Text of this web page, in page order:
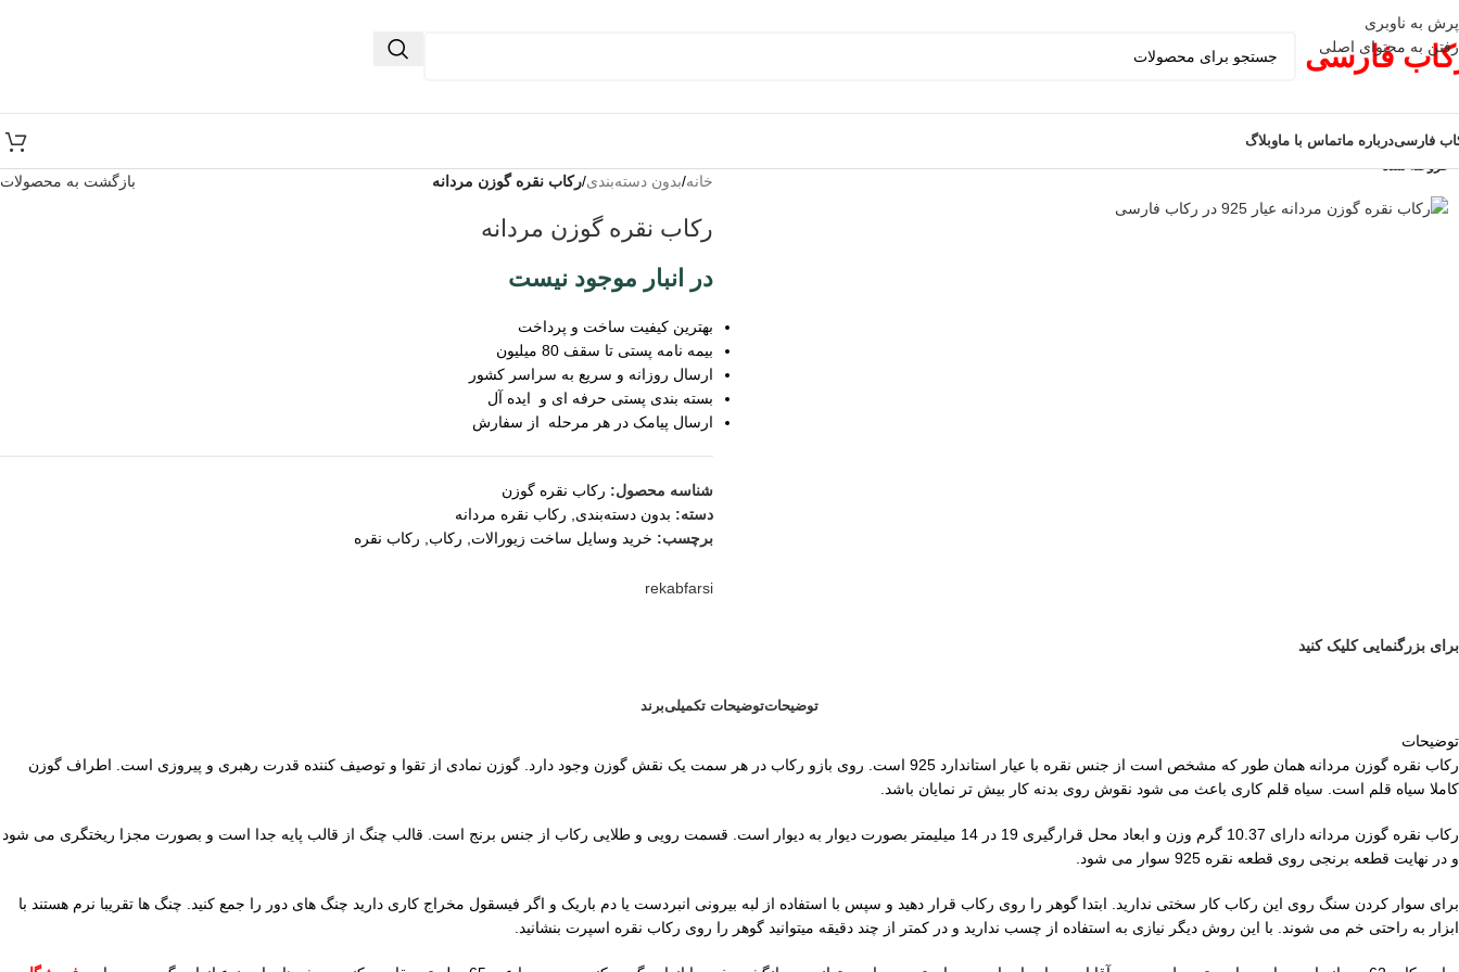
پرش به ناوبری
رفتن به محتوای اصلی
فارسی
فارسیدرباره ماتماس با ماوبلاگ
فروخته شده
از طریق
اطلاع بده
محصول
حراج شد
زمانیکه
محصول
موجود شد
برای بزرگنمایی کلیک کنید
خانه/بدون دسته‌بندی/رکاب نقره گوزن مردانه بازگشت به محصولات
رکاب نقره گوزن مردانه
در انبار موجود نیست
بهترین کیفیت ساخت و پرداخت
بیمه نامه پستی تا سقف 80 میلیون
ارسال روزانه و سریع به سراسر کشور
بسته بندی پستی حرفه ای و ایده آل
ارسال پیامک در هر مرحله از سفارش
شناسه محصول: رکاب نقره گوزن
دسته: بدون دسته‌بندی
رکاب نقره مردانه
برچسب: خرید وسایل ساخت زیورالات رکاب رکاب نقره
rekabfarsi
توضیحاتتوضیحات تکمیلیبرند
توضیحات
رکاب نقره گوزن مردانه همان طور که مشخص است از جنس نقره با عیار استاندارد 925 است. روی بازو رکاب در هر سمت یک نقش گوزن وجود دارد. گوزن نمادی از تقوا و توصیف کننده قدرت رهبری و پیروزی است. اطراف گوزن
کاملا سیاه قلم است. سیاه قلم کاری باعث می شود نقوش روی بدنه کار بیش تر نمایان باشد.
رکاب نقره گوزن مردانه دارای 10.37 گرم وزن و ابعاد محل قرارگیری 19 در 14 میلیمتر بصورت دیوار به دیوار است. قسمت رویی و طلایی رکاب از جنس برنج است. قالب چنگ از قالب پایه جدا است و بصورت مجزا ریختگری می شود
و در نهایت قطعه برنجی روی قطعه نقره 925 سوار می شود.
برای سوار کردن سنگ روی این رکاب کار سختی ندارید. ابتدا گوهر را روی رکاب قرار دهید و سپس با استفاده از لبه بیرونی انبردست یا دم باریک و اگر فیسقول مخراج کاری دارید چنگ های دور را جمع کنید. چنگ ها تقریبا نرم هستند با
ابزار به راحتی خم می شوند. با این روش دیگر نیازی به استفاده از چسب ندارید و در کمتر از چند دقیقه میتوانید گوهر را روی رکاب نقره اسپرت بنشانید.